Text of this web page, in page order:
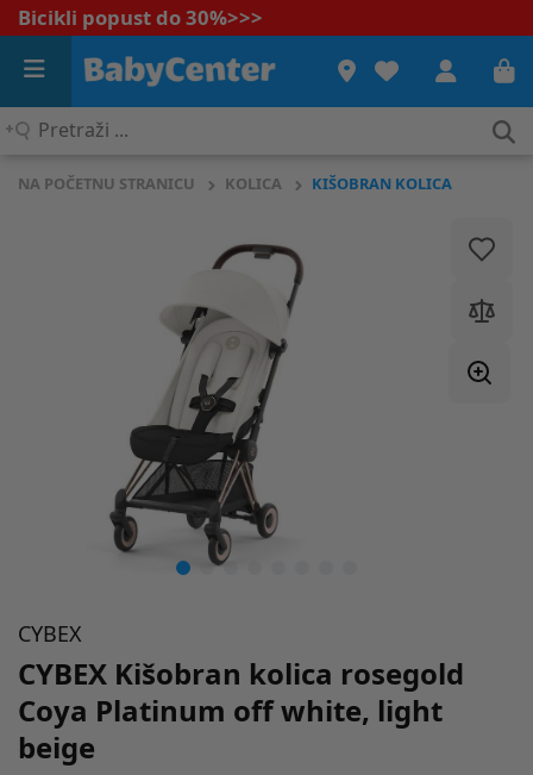
Bicikli popust do 30%>>>
Pretraži
NA POČETNU STRANICU KOLICA KIŠOBRAN KOLICA
CYBEX
CYBEX Kišobran kolica rosegold
Coya Platinum off white, light
beige